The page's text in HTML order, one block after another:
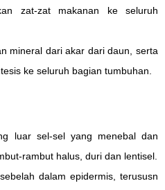
zat-zat makanan ke seluruh
mineral dari akar dari daun, serta
ke seluruh bagian tumbuhan.
luar sel-sel yang menebal dan
rambut halus, duri dan lentisel.
dalam epidermis, terususn